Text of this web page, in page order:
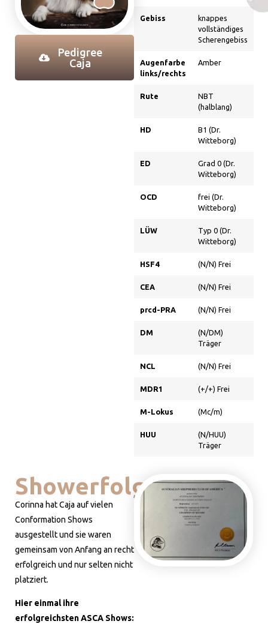
Pedigree
Caja
Gebiss
knappes
vollständiges
Scherengebiss
Augenfarbe
links/rechts
Amber
Rute
NBT
(halblang)
HD
B1 (Dr.
Witteborg)
ED
Grad 0 (Dr.
Witteborg)
OCD
frei (Dr.
Witteborg)
LÜW
Typ 0 (Dr.
Witteborg)
HSF4 (N/N) Frei
CEA (N/N) Frei
prcd-PRA (N/N) Frei
DM
(N/DM)
Träger
NCL (N/N) Frei
MDR1 (+/+) Frei
M-Lokus (Mc/m)
HUU
(N/HUU)
Träger
Showerfolge
Corinna hat Caja auf vielen
Conformation Shows
ausgestellt und sie waren
gemeinsam von Anfang an recht
erfolgreich und nur selten nicht
platziert.
Hier einmal ihre
erfolgreichsten ASCA Shows: